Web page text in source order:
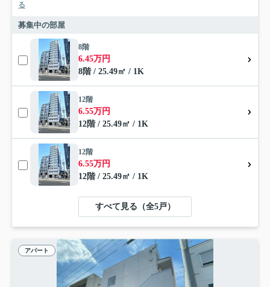
る
募集中の部屋
8階
6.45万円
8階 / 25.49㎡ / 1K
12階
6.55万円
12階 / 25.49㎡ / 1K
12階
6.55万円
12階 / 25.49㎡ / 1K
すべて見る（全5戸）
アパート